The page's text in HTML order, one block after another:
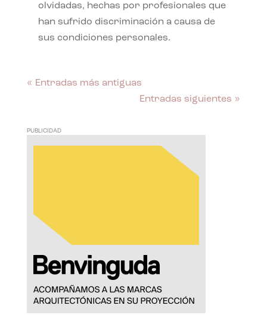
olvidadas, hechas por profesionales que
han sufrido discriminación a causa de
sus condiciones personales.
« Entradas más antiguas
Entradas siguientes »
PUBLICIDAD